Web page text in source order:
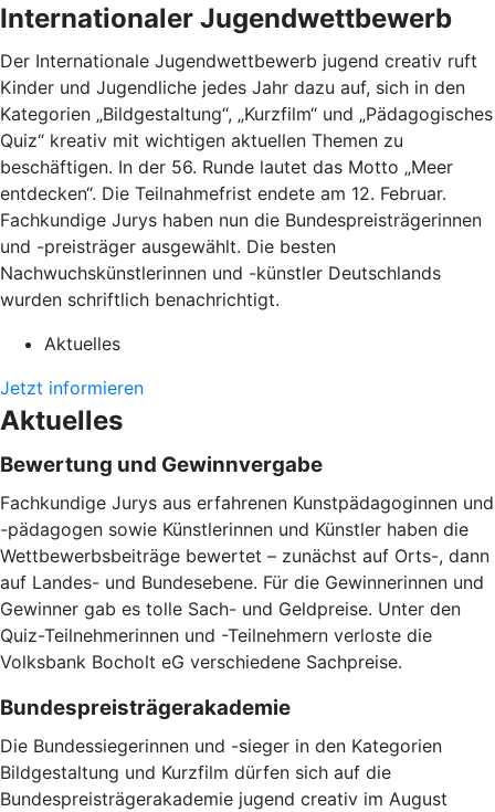
Internationaler Jugendwettbewerb
Der Internationale Jugendwettbewerb jugend creativ ruft
Kinder und Jugendliche jedes Jahr dazu auf, sich in den
Kategorien „Bildgestaltung“, „Kurzfilm“ und „Pädagogisches
Quiz“ kreativ mit wichtigen aktuellen Themen zu
beschäftigen. In der 56. Runde lautet das Motto „Meer
entdecken“. Die Teilnahmefrist endete am 12. Februar.
Fachkundige Jurys haben nun die Bundespreisträgerinnen
und -preisträger ausgewählt. Die besten
Nachwuchskünstlerinnen und -künstler Deutschlands
wurden schriftlich benachrichtigt.
Aktuelles
Jetzt informieren
Aktuelles
Bewertung und Gewinnvergabe
Fachkundige Jurys aus erfahrenen Kunstpädagoginnen und
-pädagogen sowie Künstlerinnen und Künstler haben die
Wettbewerbsbeiträge bewertet – zunächst auf Orts-, dann
auf Landes- und Bundesebene. Für die Gewinnerinnen und
Gewinner gab es tolle Sach- und Geldpreise. Unter den
Quiz-Teilnehmerinnen und -Teilnehmern verloste die
Volksbank Bocholt eG verschiedene Sachpreise.
Bundespreisträgerakademie
Die Bundessiegerinnen und -sieger in den Kategorien
Bildgestaltung und Kurzfilm dürfen sich auf die
Bundespreisträgerakademie jugend creativ im August